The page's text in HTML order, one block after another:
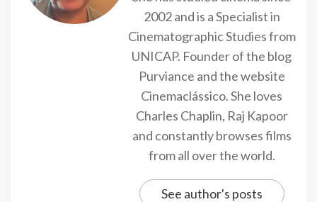
2002 and is a Specialist in
Cinematographic Studies from
UNICAP. Founder of the blog
Purviance and the website
Cinemaclássico. She loves
Charles Chaplin, Raj Kapoor
and constantly browses films
from all over the world.
See author's posts